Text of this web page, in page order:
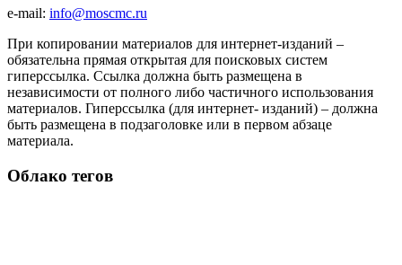
e-mail: info@moscmc.ru
При копировании материалов для интернет-изданий –
обязательна прямая открытая для поисковых систем
гиперссылка. Ссылка должна быть размещена в
независимости от полного либо частичного использования
материалов. Гиперссылка (для интернет- изданий) – должна
быть размещена в подзаголовке или в первом абзаце
материала.
Облако тегов